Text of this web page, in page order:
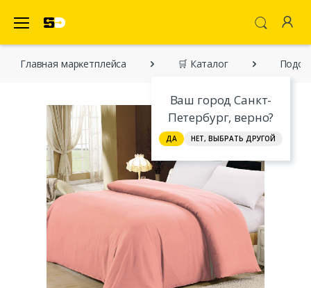
Ваш город Санкт-
Петербург, верно?
ДА НЕТ, ВЫБРАТЬ ДРУГОЙ
Главная марĸетплейса 🛒 Каталог